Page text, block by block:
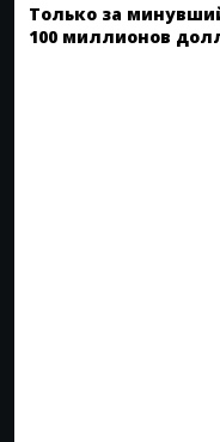
Только за
100 миллионов